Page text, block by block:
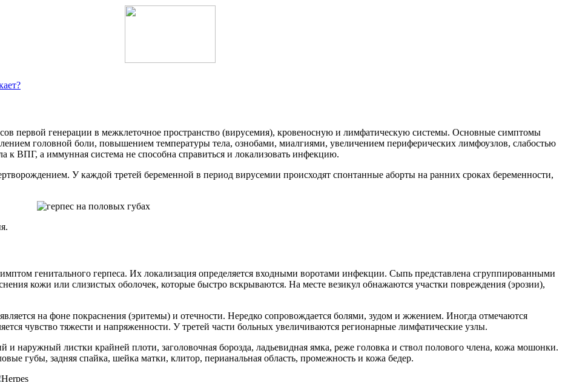
первой генерации в межклеточное пространство (вирусемия), кровеносную и лимфатическую системы. Основные симптомы
головной боли, по­вы­ше­нием тем­пе­ра­ту­ры те­ла, оз­нобами, ми­ал­гиями, увеличением периферических лимфоузлов, сла­бостью
к ВПГ, а иммунная система не способна справиться и локализовать инфекцию.
У каждой третей беременной в период вирусемии происходят спонтанные аборты на ранних сроках беременности,
генитального герпеса. Их локализация определяется входными воротами инфекции. Сыпь представлена сгруппированными
кожи или слизистых оболочек, которые быстро вскрываются. На месте везикул обнажаются участки повреждения (эрозии),
на фоне покраснения (эритемы) и отечности. Нередко сопровождается болями, зудом и жжением. Иногда отмечаются
чувство тяжести и напряженности. У третей части больных увеличиваются регионарные лимфатические узлы.
наружный листки крайней плоти, заголовочная борозда, ладьевидная ямка, реже головка и ствол полового члена, кожа мошонки.
губы, задняя спайка, шейка матки, клитор, перианальная область, промежность и кожа бедер.